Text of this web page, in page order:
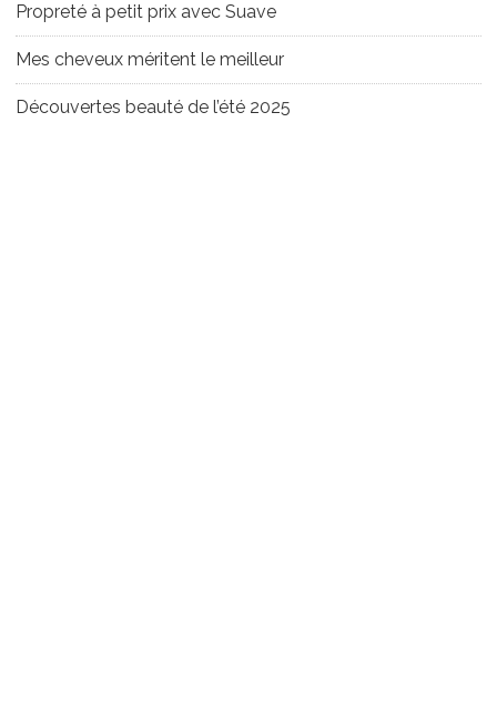
Propreté à petit prix avec Suave
Mes cheveux méritent le meilleur
Découvertes beauté de l’été 2025